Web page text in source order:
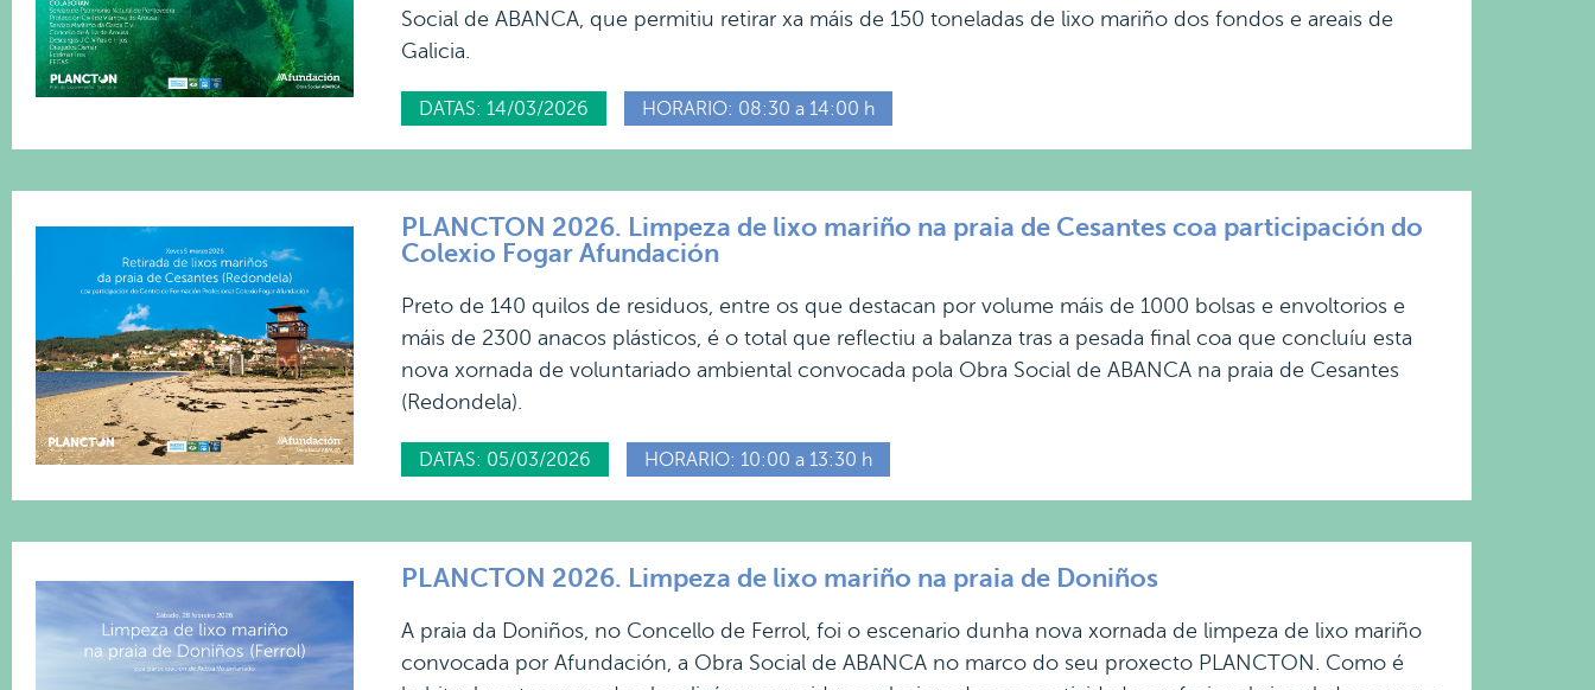
Social de ABANCA, que permitiu retirar xa máis de 150 toneladas de lixo mariño dos fondos e areais de
Galicia.
DATAS: 14/03/2026 HORARIO: 08:30 a 14:00 h
PLANCTON 2026. Limpeza de lixo mariño na praia de Cesantes coa participación do
Colexio Fogar Afundación
Preto de 140 quilos de residuos, entre os que destacan por volume máis de 1000 bolsas e envoltorios e
máis de 2300 anacos plásticos, é o total que reflectiu a balanza tras a pesada final coa que concluíu esta
nova xornada de voluntariado ambiental convocada pola Obra Social de ABANCA na praia de Cesantes
(Redondela).
DATAS: 05/03/2026 HORARIO: 10:00 a 13:30 h
PLANCTON 2026. Limpeza de lixo mariño na praia de Doniños
A praia da Doniños, no Concello de Ferrol, foi o escenario dunha nova xornada de limpeza de lixo mariño
convocada por Afundación, a Obra Social de ABANCA no marco do seu proxecto PLANCTON. Como é